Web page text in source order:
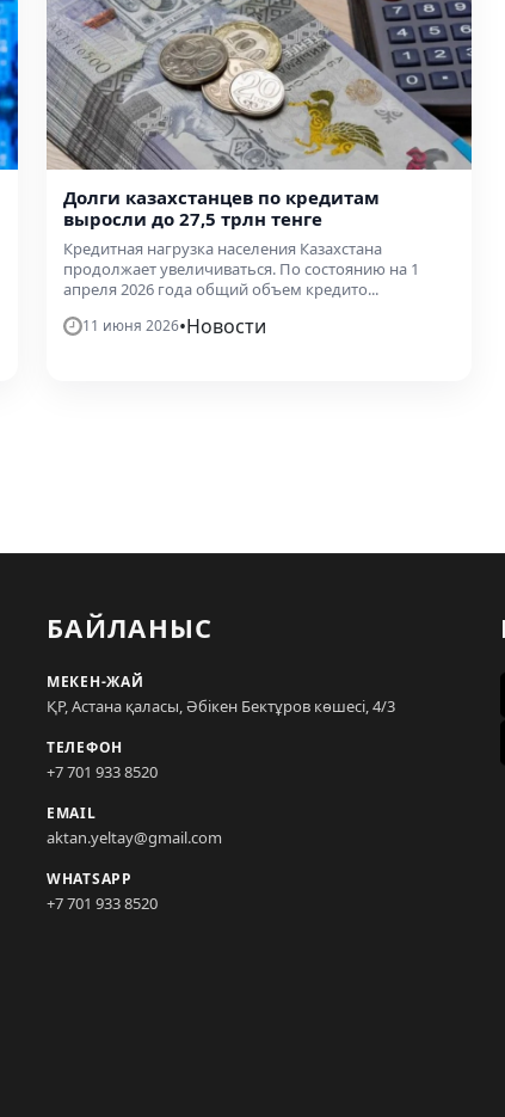
Долги казахстанцев по кредитам
выросли до 27,5 трлн тенге
Кредитная нагрузка населения Казахстана
продолжает увеличиваться. По состоянию на 1
апреля 2026 года общий объем кредито...
11 июня 2026•Новости
БАЙЛАНЫС
МЕКЕН-ЖАЙ
ҚР, Астана қаласы, Әбікен Бектұров көшесі, 4/3
ТЕЛЕФОН
+7 701 933 8520
EMAIL
aktan.yeltay@gmail.com
WHATSAPP
+7 701 933 8520